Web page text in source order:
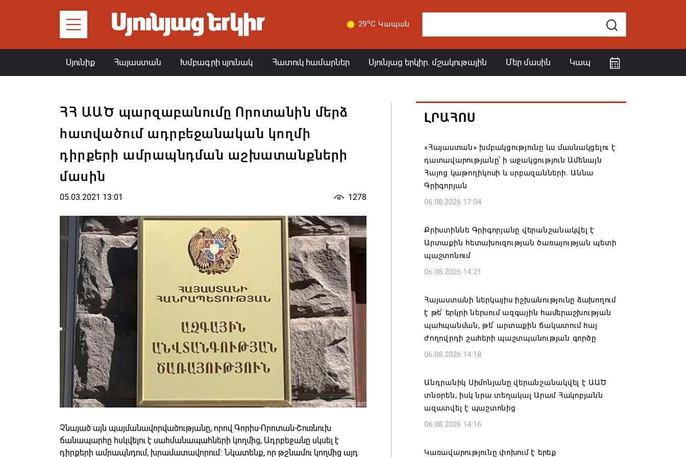
29oC Կապան
Սյունիք Հայաստան Խմբագրի սյունակ Հատուկ համարներ Սյունյաց երկիր. մշակութային Մեր մասին Կապ
ՀՀ ԱԱԾ պարզաբանումը Որոտանին մերձ
հատվածում ադրբեջանական կողմի
դիրքերի ամրապնդման աշխատանքների
մասին
05.03.2021 13:01 1278
Չնայած այն պայմանավորվածությանը, որով Գորիս-Որոտան-Շուռնուխ
ճանապարհը հսկվելու է սահմանապահների կողմից, Ադրբեջանը սկսել է
դիրքերի ամրապնդում, խրամատավորում: Նկատենք, որ թշնամու կողմից այդ
ԼՐԱՀՈՍ
«Հայաստան» խմբակցությունը ևս մասնակցելու է
դատավարությանը՝ ի աջակցություն Ամենայն
Հայոց կաթողիկոսի և սրբազանների. Աննա
Գրիգորյան
06.08.2026 17:04
Քրիստիննե Գրիգորյանը վերանշանակվել է
Արտաքին հետախուզության ծառայության պետի
պաշտոնում
06.08.2026 14:21
Հայաստանի ներկայիս իշխանությունը ձախողում
է թե՛ երկրի ներսում ազգային համերաշխության
պահպանման, թե՛ արտաքին ճակատում հայ
ժողովրդի շահերի պաշտպանության գործը
06.08.2026 14:18
Անդրանիկ Սիմոնյանը վերանշանակվել է ԱԱԾ
տնօրեն, իսկ նրա տեղակալ Արամ Հակոբյանն
ազատվել է պաշտոնից
06.08.2026 14:16
Կառավարությունը փոխում է երեք